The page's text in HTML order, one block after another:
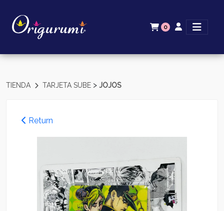
0
TIENDA TARJETA SUBE > JOJOS
Return